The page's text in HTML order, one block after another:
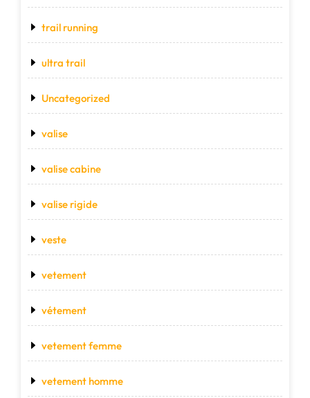
trail running
ultra trail
Uncategorized
valise
valise cabine
valise rigide
veste
vetement
vétement
vetement femme
vetement homme